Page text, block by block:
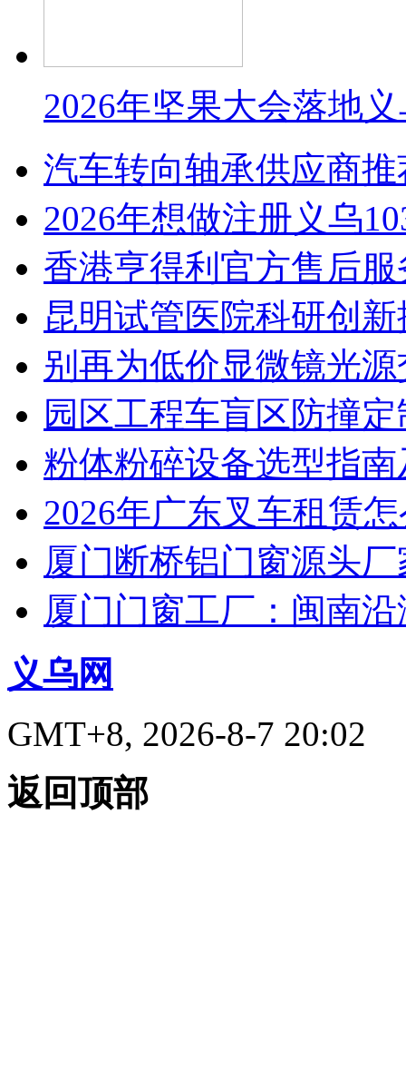
2026年坚果大会落地
汽车转向轴承供应商
2026年想做注册义乌
香港亨得利官方售后
昆明试管医院科研创
别再为低价显微镜光
园区工程车盲区防撞
粉体粉碎设备选型指
2026年广东叉车租赁
厦门断桥铝门窗源头
厦门门窗工厂：闽南
义乌网
GMT+8, 2026-8-7 20:02
返回顶部